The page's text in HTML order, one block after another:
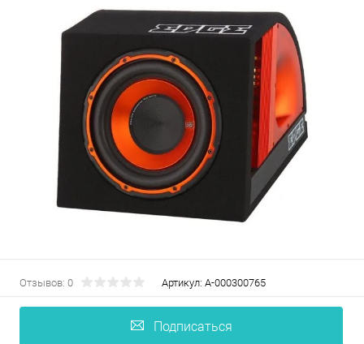
Отзывов: 0 Артикул: А-000300765
Подписаться